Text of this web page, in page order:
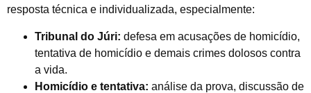
resposta técnica e individualizada, especialmente:
Tribunal do Júri: defesa em acusações de homicídio,
tentativa de homicídio e demais crimes dolosos contra
a vida.
Homicídio e tentativa: análise da prova, discussão de